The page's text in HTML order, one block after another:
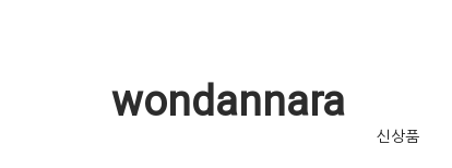
wondannara
신상품